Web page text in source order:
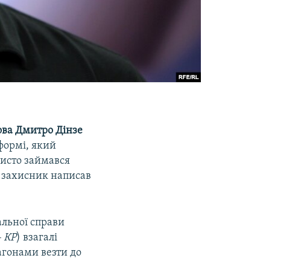
Дмитро Дінзе
який
займався
написав
справи
КР) взагалі
везти до